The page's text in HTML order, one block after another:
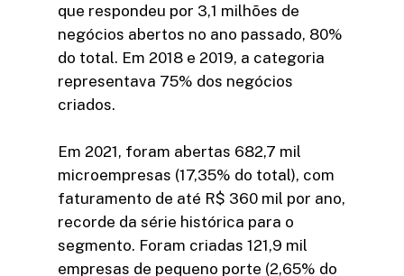
que respondeu por 3,1 milhões de
negócios abertos no ano passado, 80%
do total. Em 2018 e 2019, a categoria
representava 75% dos negócios
criados.
Em 2021, foram abertas 682,7 mil
microempresas (17,35% do total), com
faturamento de até R$ 360 mil por ano,
recorde da série histórica para o
segmento. Foram criadas 121,9 mil
empresas de pequeno porte (2,65% do